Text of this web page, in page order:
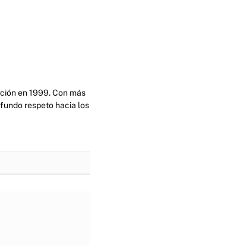
en 1999. Con más
respeto hacia los